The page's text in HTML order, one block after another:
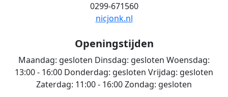
0299-671560
nicjonk.nl
Openingstijden
Maandag: gesloten Dinsdag: gesloten Woensdag:
13:00 - 16:00 Donderdag: gesloten Vrijdag: gesloten
Zaterdag: 11:00 - 16:00Zondag: gesloten